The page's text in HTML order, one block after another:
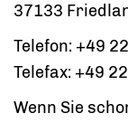
37133
Telefon: +49
Telefax: +49
Wenn Sie